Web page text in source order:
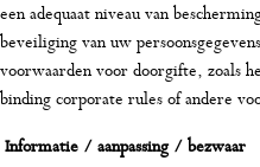
een adequaat niveau van
beveiliging van uw
voorwaarden voor doorgifte, zoals
binding corporate rules of andere
Informatie / aanpassing / bezwaar